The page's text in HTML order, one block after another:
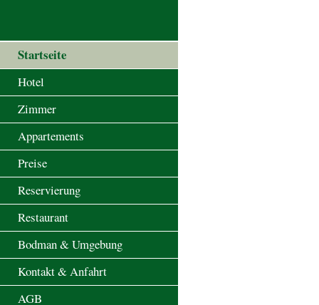
Startseite
Hotel
Zimmer
Appartements
Preise
Reservierung
Restaurant
Bodman & Umgebung
Kontakt & Anfahrt
AGB